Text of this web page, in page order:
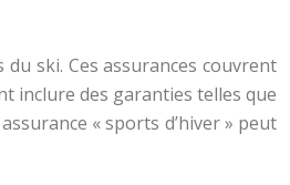
ski. Ces assurances couvrent
inclure des garanties telles que
« sports d’hiver » peut